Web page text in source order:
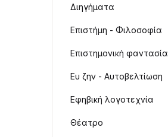
Διηγήματα
Επιστήμη - Φιλοσοφία
Επιστημονική φαντασία
Ευ ζην - Αυτοβελτίωση
Εφηβική λογοτεχνία
Θέατρο